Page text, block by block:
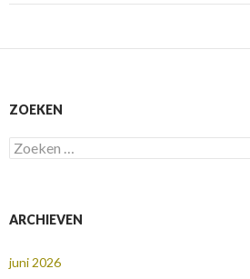
ZOEKEN
Zoeken
naar:
ARCHIEVEN
juni 2026